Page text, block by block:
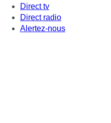
Direct tv
Direct radio
Alertez-nous